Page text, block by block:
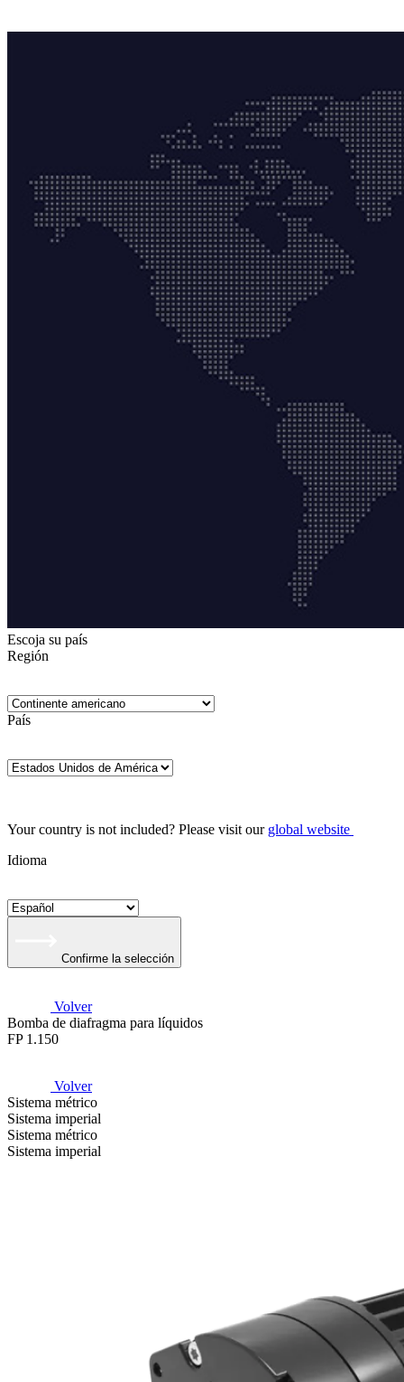
Escoja su país
Región
País
Your country is not included? Please visit our global website
Idioma
Confirme la selección
Volver
Bomba de diafragma para líquidos
FP 1.150
Volver
Sistema métrico
Sistema imperial
Sistema métrico
Sistema imperial